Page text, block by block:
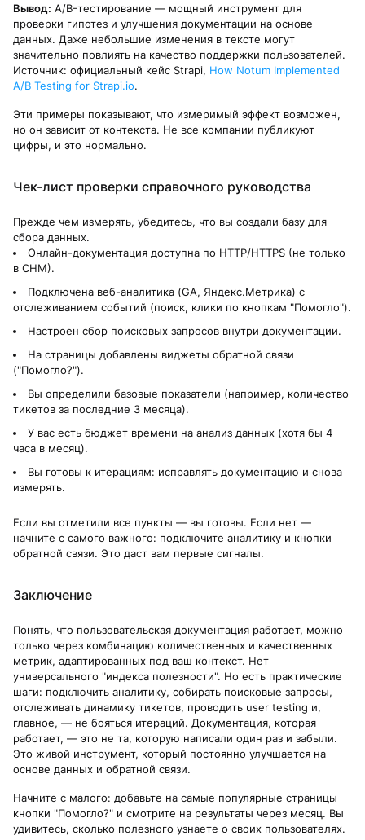
Вывод: A/B-тестирование — мощный инструмент для
проверки гипотез и улучшения документации на основе
данных. Даже небольшие изменения в тексте могут
значительно повлиять на качество поддержки пользователей.
Источник: официальный кейс Strapi, How Notum Implemented
A/B Testing for Strapi.io.
Эти примеры показывают, что измеримый эффект возможен,
но он зависит от контекста. Не все компании публикуют
цифры, и это нормально.
Чек-лист проверки справочного руководства
Прежде чем измерять, убедитесь, что вы создали базу для
сбора данных.
Онлайн-документация доступна по HTTP/HTTPS (не только
в CHM).
Подключена веб-аналитика (GA, Яндекс.Метрика) с
отслеживанием событий (поиск, клики по кнопкам "Помогло").
Настроен сбор поисковых запросов внутри документации.
На страницы добавлены виджеты обратной связи
("Помогло?").
Вы определили базовые показатели (например, количество
тикетов за последние 3 месяца).
У вас есть бюджет времени на анализ данных (хотя бы 4
часа в месяц).
Вы готовы к итерациям: исправлять документацию и снова
измерять.
Если вы отметили все пункты — вы готовы. Если нет —
начните с самого важного: подключите аналитику и кнопки
обратной связи. Это даст вам первые сигналы.
Заключение
Понять, что пользовательская документация работает, можно
только через комбинацию количественных и качественных
метрик, адаптированных под ваш контекст. Нет
универсального "индекса полезности". Но есть практические
шаги: подключить аналитику, собирать поисковые запросы,
отслеживать динамику тикетов, проводить user testing и,
главное, — не бояться итераций. Документация, которая
работает, — это не та, которую написали один раз и забыли.
Это живой инструмент, который постоянно улучшается на
основе данных и обратной связи.
Начните с малого: добавьте на самые популярные страницы
кнопки "Помогло?" и смотрите на результаты через месяц. Вы
удивитесь, сколько полезного узнаете о своих пользователях.